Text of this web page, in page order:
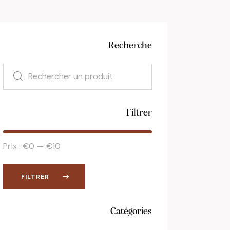
Recherche
Filtrer
FILTRER
Prix :€0 — €10
Catégories